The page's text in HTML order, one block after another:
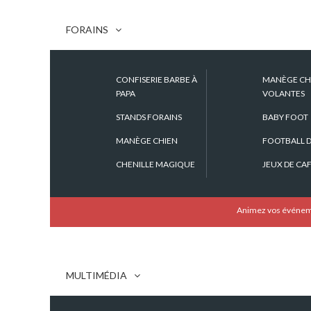
FORAINS
CONFISERIE BARBE À
PAPA
STANDS FORAINS
MANÈGE CHIEN
CHENILLE MAGIQUE
MANÈGE
VOLANTES
BABY FOOT
FOOTBALL
JEUX DE
Animez vos
MULTIMÉDIA
À partir de 6 ans
Hauteur du mât : 3,15m. Hauteur sous
bandeau : 1,90 à 2,05m. Dimensions
Référence